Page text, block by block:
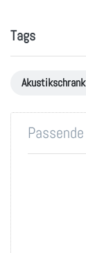
Tags
Akustikschrank